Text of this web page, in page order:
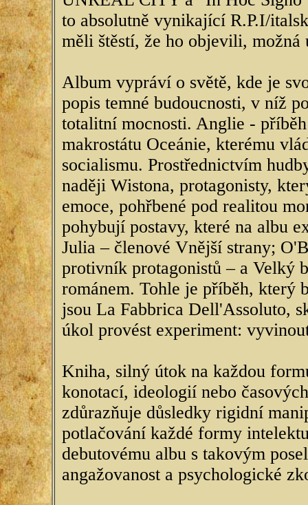
to absolutně vynikající R.P.I/
měli štěstí, že ho objevili,
Album vypráví o světě, kde je
popis temné budoucnosti, v níž
totalitní mocnosti. Anglie -
makrostátu Oceánie, kterému
socialismu. Prostřednictvím
naději Wistona, protagonisty,
emoce, pohřbené pod realitou
pohybují postavy, které na albu
Julia – členové Vnější strany;
protivník protagonistů – a Velký
románem. Tohle je příběh, který
jsou La Fabbrica Dell'Assoluto,
úkol provést experiment:
Kniha, silný útok na každou
konotací, ideologií nebo
zdůrazňuje důsledky rigidní
potlačování každé formy
debutovému albu s takovým
angažovanost a psychologické